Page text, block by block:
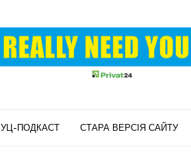
УЦ-ПОДКАСТ СТАРА ВЕРСІЯ САЙТУ